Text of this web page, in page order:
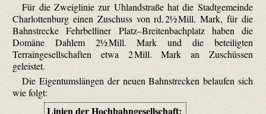
Für die Zweiglinie zur Uhlandstraße hat die Stadtgemeinde
Charlottenburg einen Zuschuss von rd. 2½ Mill. Mark, für die
Bahnstrecke Fehrbelliner Platz–Breitenbachplatz haben die
Domäne Dahlem 2½ Mill. Mark und die beteiligten
Terraingesellschaften etwa 2 Mill. Mark an Zuschüssen
geleistet.
Die Eigentumslängen der neuen Bahnstrecken belaufen sich
wie folgt:
Linien der Hochbahngesellschaft: